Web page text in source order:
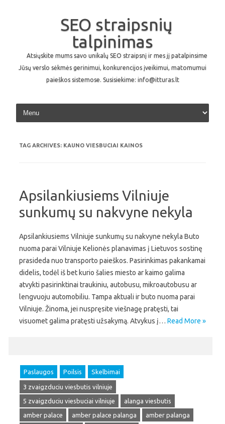
SEO straipsnių
talpinimas
Atsiųskite mums savo unikalų SEO straipsnį ir mes jį patalpinsime
Jūsų verslo sėkmės gerinimui, konkurencijos įveikimui, matomumui
paieškos sistemose. Susisiekime: info@itturas.lt
Skip to content
TAG ARCHIVES: KAUNO VIESBUCIAI KAINOS
Apsilankiusiems Vilniuje
sunkumų su nakvyne nekyla
Apsilankiusiems Vilniuje sunkumų su nakvyne nekyla Buto
nuoma parai Vilniuje Kelionės planavimas į Lietuvos sostinę
prasideda nuo transporto paieškos. Pasirinkimas pakankamai
didelis, todėl iš bet kurio šalies miesto ar kaimo galima
atvykti pasirinktinai traukiniu, autobusu, mikroautobusu ar
lengvuoju automobiliu. Tampa aktuali ir buto nuoma parai
Vilniuje. Žinoma, jei nuspręsite viešnagę pratęsti, tai
visuomet galima pratęsti užsakymą. Atvykus į… Read More »
Paslaugos Poilsis Skelbimai
3 zvaigzduciu viesbutis vilniuje
5 zvaigzduciu viesbuciai vilniuje
alanga viesbutis
amber palace
amber palace palanga
amber palanga